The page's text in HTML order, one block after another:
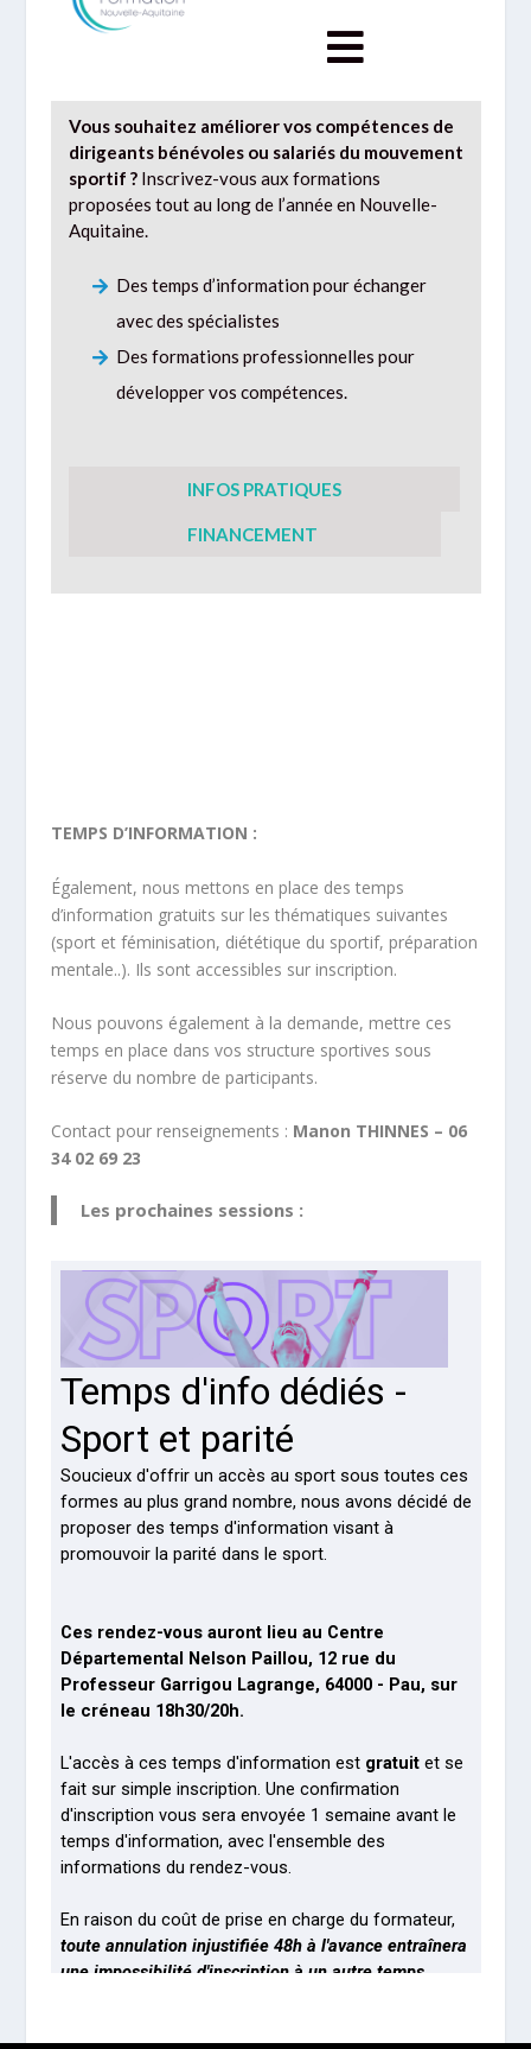
TEMPS D’INFORMATION :
Également, nous mettons en place des temps
d’information gratuits sur les thématiques suivantes
(sport et féminisation, diététique du sportif, préparation
mentale..). Ils sont accessibles sur inscription.
Nous pouvons également à la demande, mettre ces
temps en place dans vos structure sportives sous
réserve du nombre de participants.
Contact pour renseignements : Manon THINNES – 06
34 02 69 23
Les prochaines sessions :